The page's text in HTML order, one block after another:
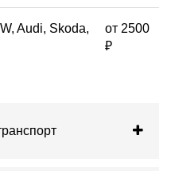
Audi, Skoda,
от 2500
₽